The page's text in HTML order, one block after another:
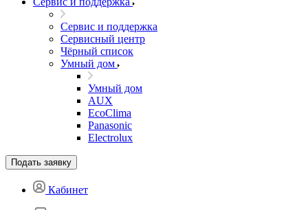
Сервис и поддержка
Сервисный центр
Чёрный список
Умный дом
Умный дом
AUX
EcoClima
Panasonic
Electrolux
Подать заявку
Кабинет